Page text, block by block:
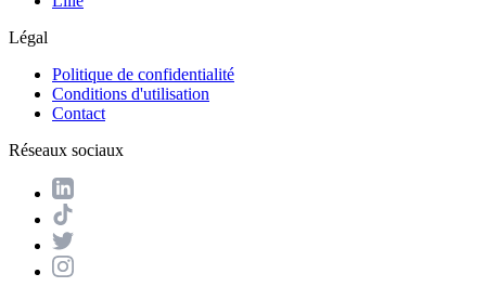
Légal
Politique de confidentialité
Conditions d'utilisation
Contact
Réseaux sociaux